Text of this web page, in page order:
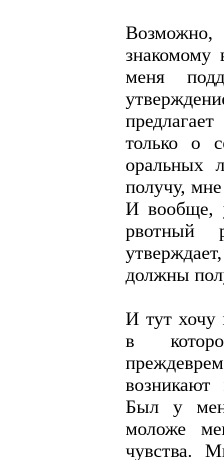
Возможно,
меня
только о
оральных
получу,
И вообще,
рвотный
должны
И тут хочу
в
Был у
моложе
чувства.